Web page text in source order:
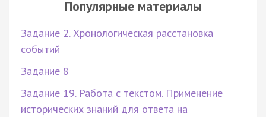
Популярные материалы
Задание 2. Хронологическая расстановка
событий
Задание 8
Задание 19. Работа с текстом. Применение
исторических знаний для ответа на